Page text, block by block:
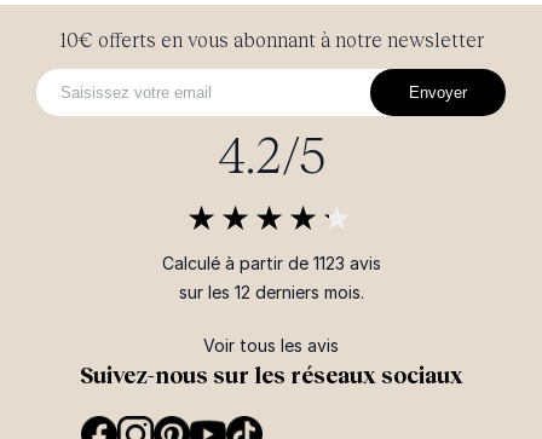
Suivez-nous sur les réseaux sociaux
10€ offerts en vous abonnant à notre newsletter
Envoyer
4.2/5
Calculé à partir de 1123 avis
sur les 12 derniers mois.
Voir tous les avis